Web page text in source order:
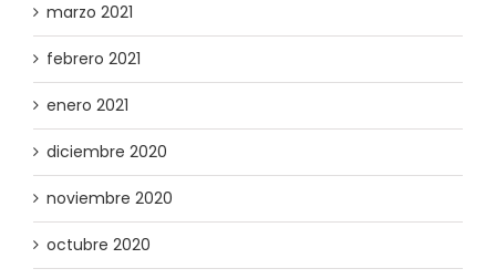
marzo 2021
febrero 2021
enero 2021
diciembre 2020
noviembre 2020
octubre 2020